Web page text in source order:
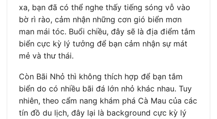
xa, bạn đã có thể nghe thấy tiếng sóng vỗ vào
bờ rì rào, cảm nhận những cơn gió biển mơn
man mái tóc. Buổi chiều, đây sẽ là địa điểm tắm
biển cực kỳ lý tưởng để bạn cảm nhận sự mát
mẻ và thư thái.
Còn Bãi Nhỏ thì không thích hợp để bạn tắm
biển do có nhiều bãi đá lớn nhỏ khác nhau. Tuy
nhiên, theo cẩm nang khám phá Cà Mau của các
tín đồ du lịch, đây lại là background cực kỳ lý